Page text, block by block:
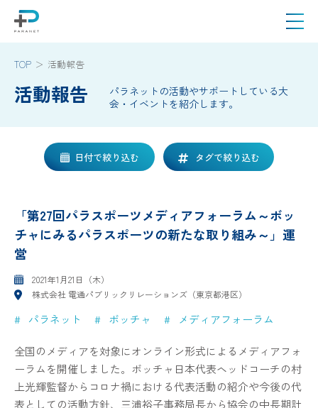
TOP 活動報告
活動報告
パラネットの活動やサポートしている大
会・イベントを紹介します。
日付で絞り込む タグで絞り込む
「第27回パラスポーツメディアフォーラム～ボッ
チャにみるパラスポーツの新たな取り組み～」運
営
2021年1月21日（木）
株式会社 電通パブリックリレーションズ（東京都港区）
パラネット ボッチャ メディアフォーラム
全国のメディアを対象にオンライン形式によるメディアフォ
ーラムを開催しました。ボッチャ日本代表ヘッドコーチの村
上光輝監督からコロナ禍における代表活動の紹介や今後の代
表としての活動方針、三浦裕子事務局長から協会の中長期計